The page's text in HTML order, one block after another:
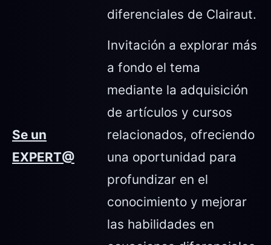
diferenciales de Clairaut.
Se un
EXPERT@
Invitación a explorar más
a fondo el tema
mediante la adquisición
de artículos y cursos
relacionados, ofreciendo
una oportunidad para
profundizar en el
conocimiento y mejorar
las habilidades en